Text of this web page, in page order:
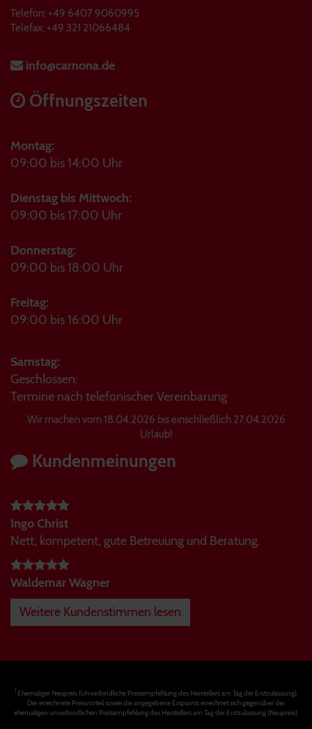
Telefon: +49 6407 9060995
Telefax: +49 321 21066484
info@carnona.de
Öffnungszeiten
Montag:
09:00 bis 14:00 Uhr
Dienstag bis Mittwoch:
09:00 bis 17:00 Uhr
Donnerstag:
09:00 bis 18:00 Uhr
Freitag:
09:00 bis 16:00 Uhr
Samstag:
Geschlossen:
Termine nach telefonischer Vereinbarung
Wir machen vom 18.04.2026 bis einschließlich 27.04.2026
Urlaub!
Kundenmeinungen
Ingo Christ
Nett, kompetent, gute Betreuung und Beratung.
Waldemar Wagner
Weitere Kundenstimmen lesen
1Ehemaliger Neupreis (Unverbindliche Preisempfehlung des Herstellers am Tag der Erstzulassung).
Der errechnete Preisvorteil sowie die angegebene Ersparnis errechnet sich gegenüber der
ehemaligen unverbindlichen Preisempfehlung des Herstellers am Tag der Erstzulassung (Neupreis).